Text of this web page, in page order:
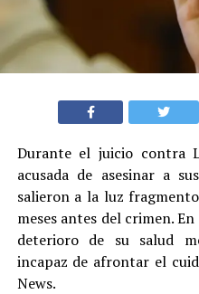
Durante el juicio contra
acusada de asesinar a
salieron a la luz
meses antes del crimen.
deterioro de su salud
incapaz de afrontar el
News.